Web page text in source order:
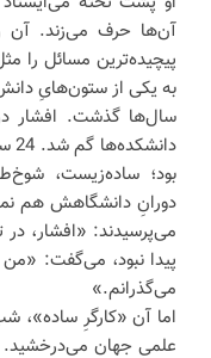
آن‌ها حرف می‌زند. آن
پیچیده‌ترین مسائل را
به یکی از ستون‌هایِ
سال‌ها گذشت. افشار
بود؛ ساده‌زیست،
دورانِ دانشگاهش هم
می‌پرسیدند: «افشار،
پیدا نبود، می‌گفت: «من
می‌گذرانم.»
اما آن «کارگرِ ساده»،
علمیِ جهان می‌درخشید.